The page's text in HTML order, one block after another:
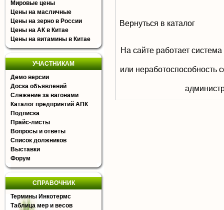
Мировые цены
Цены на масличные
Цены на зерно в России
Цены на АК в Китае
Цены на витамины в Китае
УЧАСТНИКАМ
Демо версии
Доска объявлений
Слежение за вагонами
Каталог предприятий АПК
Подписка
Прайс-листы
Вопросы и ответы
Список должников
Выставки
Форум
СПРАВОЧНИК
Термины Инкотермс
Таблица мер и весов
Вернуться в каталог
На сайте работает
или неработоспособность